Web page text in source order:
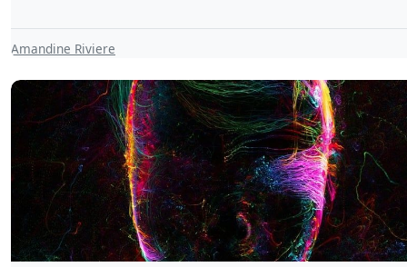
Amandine Riviere